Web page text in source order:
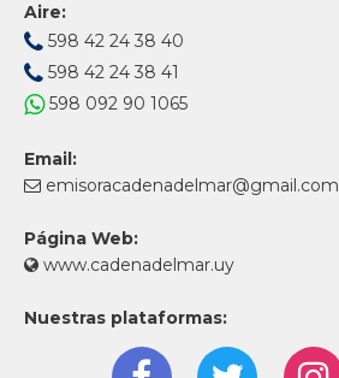
Aire:
598 42 24 38 40
598 42 24 38 41
598 092 90 1065
Email:
emisoracadenadelmar@gmail.com
Página Web:
www.cadenadelmar.uy
Nuestras plataformas: